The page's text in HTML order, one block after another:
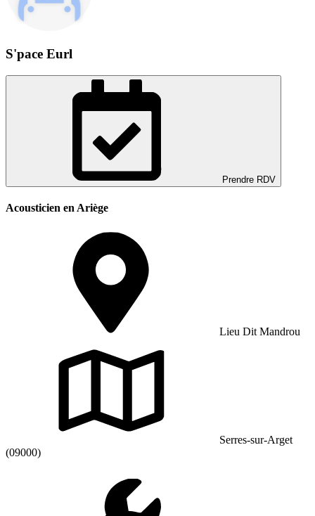
S'pace Eurl
Prendre RDV
Acousticien en Ariège
Lieu Dit Mandrou
Serres-sur-Arget
(09000)